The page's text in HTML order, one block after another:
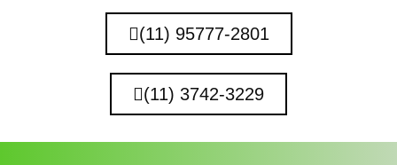
(11) 95777-2801
(11) 3742-3229